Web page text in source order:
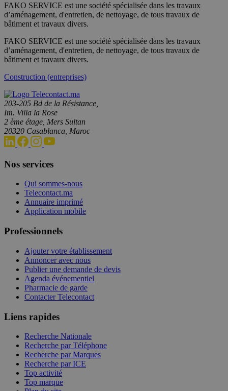
FAKO SERVICE est une société spécialisée dans les travaux
d’aménagement, d'entretien, de nettoyage, de tous travaux de
bâtiment et travaux divers.
FAKO SERVICE est une société spécialisée dans les travaux
d’aménagement, d'entretien, de nettoyage, de tous travaux de
bâtiment et travaux divers.
Construction (entreprises)
203-205 Bd de la Résistance,
Im. Villa la Rose
2 ème étage, Mers Sultan
20320 Casablanca, Maroc
Nos services
Qui sommes-nous
Telecontact.ma
Annuaire imprimé
Application mobile
Professionnels
Ajouter votre établissement
Annoncer avec nous
Publier une demande de devis
Agenda événementiel
Pharmacie de garde
Contacter Telecontact
Liens rapides
Recherche Nationale
Recherche par Téléphone
Recherche par Marques
Recherche par ICE
Top activité
Top marque